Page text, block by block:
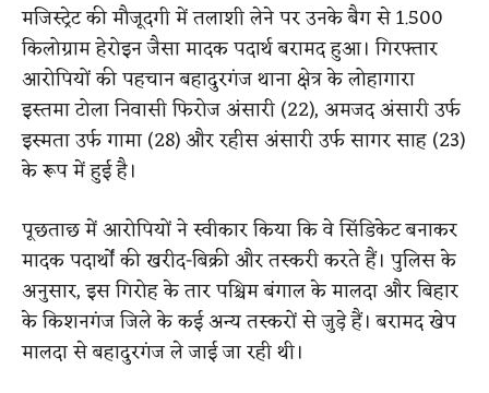
मजिस्ट्रेट की मौजूदगी में तलाशी लेने पर उनके बैग से 1.500
किलोग्राम हेरोइन जैसा मादक पदार्थ बरामद हुआ। गिरफ्तार
आरोपियों की पहचान बहादुरगंज थाना क्षेत्र के लोहागारा
इस्तमा टोला निवासी फिरोज अंसारी (22), अमजद अंसारी उर्फ
इस्मता उर्फ गामा (28) और रहीस अंसारी उर्फ सागर साह (23)
के रूप में हुई है।
पूछताछ में आरोपियों ने स्वीकार किया कि वे सिंडिकेट बनाकर
मादक पदार्थों की खरीद-बिक्री और तस्करी करते हैं। पुलिस के
अनुसार, इस गिरोह के तार पश्चिम बंगाल के मालदा और बिहार
के किशनगंज जिले के कई अन्य तस्करों से जुड़े हैं। बरामद खेप
मालदा से बहादुरगंज ले जाई जा रही थी।